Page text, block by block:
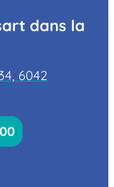
dans la
6042